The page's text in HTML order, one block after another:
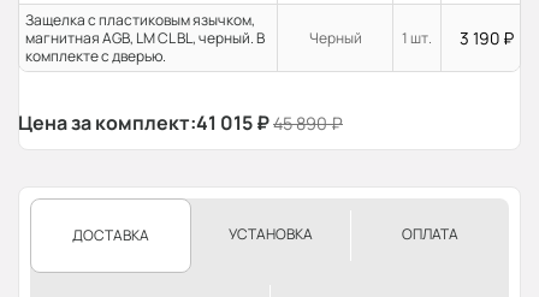
Защелка с пластиковым язычком,
магнитная AGB, LM CL BL, черный. В
комплекте с дверью.
Черный 1 шт. 3 190 ₽
Цена за комплект:41 015₽45 890₽
ДОСТАВКА УСТАНОВКА ОПЛАТА